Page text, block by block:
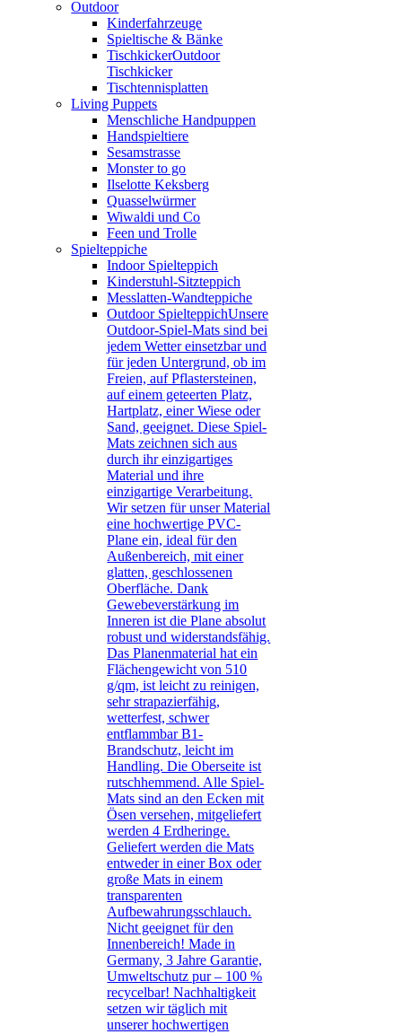
Outdoor
Kinderfahrzeuge
Spieltische & Bänke
TischkickerOutdoor
Tischkicker
Tischtennisplatten
Living Puppets
Menschliche Handpuppen
Handspieltiere
Sesamstrasse
Monster to go
Ilselotte Keksberg
Quasselwürmer
Wiwaldi und Co
Feen und Trolle
Spielteppiche
Indoor Spielteppich
Kinderstuhl-Sitzteppich
Messlatten-Wandteppiche
Outdoor SpielteppichUnsere
Outdoor-Spiel-Mats sind bei
jedem Wetter einsetzbar und
für jeden Untergrund, ob im
Freien, auf Pflastersteinen,
auf einem geteerten Platz,
Hartplatz, einer Wiese oder
Sand, geeignet. Diese Spiel-
Mats zeichnen sich aus
durch ihr einzigartiges
Material und ihre
einzigartige Verarbeitung.
Wir setzen für unser Material
eine hochwertige PVC-
Plane ein, ideal für den
Außenbereich, mit einer
glatten, geschlossenen
Oberfläche. Dank
Gewebeverstärkung im
Inneren ist die Plane absolut
robust und widerstandsfähig.
Das Planenmaterial hat ein
Flächengewicht von 510
g/qm, ist leicht zu reinigen,
sehr strapazierfähig,
wetterfest, schwer
entflammbar B1-
Brandschutz, leicht im
Handling. Die Oberseite ist
rutschhemmend. Alle Spiel-
Mats sind an den Ecken mit
Ösen versehen, mitgeliefert
werden 4 Erdheringe.
Geliefert werden die Mats
entweder in einer Box oder
große Mats in einem
transparenten
Aufbewahrungsschlauch.
Nicht geeignet für den
Innenbereich! Made in
Germany, 3 Jahre Garantie,
Umweltschutz pur – 100 %
recycelbar! Nachhaltigkeit
setzen wir täglich mit
unserer hochwertigen